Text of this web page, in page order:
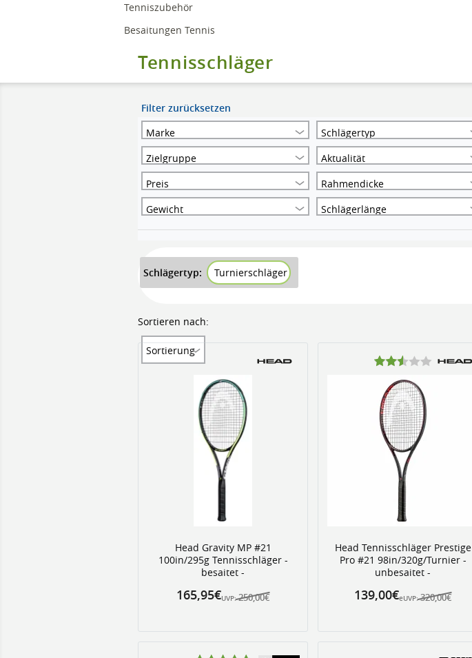
Tenniszubehör
Besaitungen Tennis
Tennisschläger
Filter zurücksetzen
Marke
Schlägertyp
Zielgruppe
Aktualität
Preis
Rahmendicke
Gewicht
Schlägerlänge
Schlägertyp: Turnierschläger
Sortieren nach:
Sortierung
Head Gravity MP #21
100in/295g Tennisschläger -
besaitet -
UVP: 250,00€
165,95€
Head Tennisschläger Prestige
Pro #21 98in/320g/Turnier -
unbesaitet -
eUVP: 320,00€
139,00€